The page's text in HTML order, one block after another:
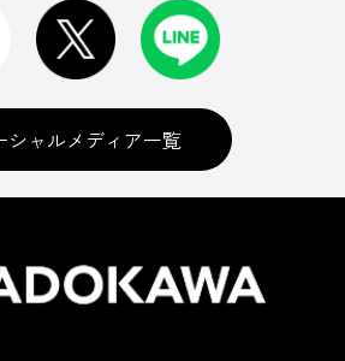
シャルメディア一覧